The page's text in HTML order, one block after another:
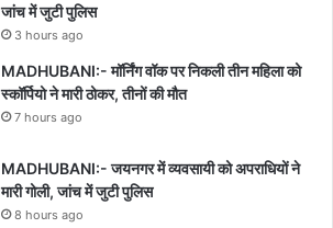
जांच में जुटी पुलिस
3 hours ago
MADHUBANI:- मॉर्निंग वॉक पर निकली तीन महिला को
स्कॉर्पियो ने मारी ठोकर, तीनों की मौत
7 hours ago
MADHUBANI:- जयनगर में व्यवसायी को अपराधियों ने
मारी गोली, जांच में जुटी पुलिस
8 hours ago